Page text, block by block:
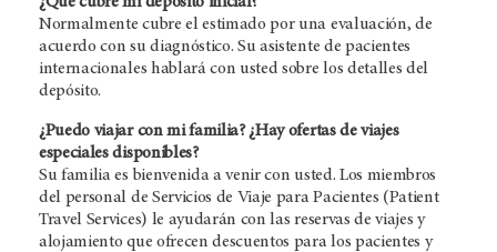
Normalmente cubre el estimado por una evaluación, de
acuerdo con su diagnóstico. Su asistente de pacientes
internacionales hablará con usted sobre los detalles del
depósito.
¿Puedo viajar con mi familia? ¿Hay ofertas de viajes
especiales disponibles?
Su familia es bienvenida a venir con usted. Los miembros
del personal de Servicios de Viaje para Pacientes (Patient
Travel Services) le ayudarán con las reservas de viajes y
alojamiento que ofrecen descuentos para los pacientes y